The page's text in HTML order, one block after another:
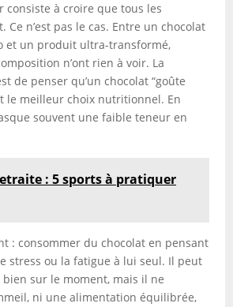
consiste à croire que tous les
Ce n’est pas le cas. Entre un chocolat
et un produit ultra-transformé,
n’ont rien à voir. La
de penser qu’un chocolat “goûte
le meilleur choix nutritionnel. En
souvent une faible teneur en
: 5 sports à pratiquer
: consommer du chocolat en pensant
stress ou la fatigue à lui seul. Il peut
sur le moment, mais il ne
ni une alimentation équilibrée,